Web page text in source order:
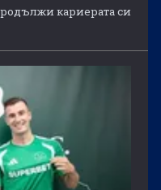
кариерата си